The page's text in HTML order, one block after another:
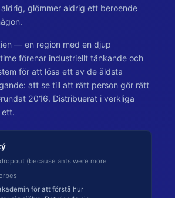
glömmer aldrig ett beroende
— en region med en djup
förenar industriellt tänkande och
för att lösa ett av de äldsta
att se till att rätt person gör rätt
2016. Distribuerat i verkliga
ett.
(because ants were more
för att förstå hur